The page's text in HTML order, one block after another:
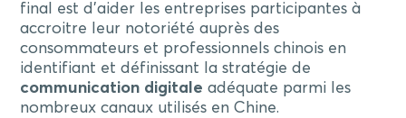
final est d’aider les entreprises participantes à
accroitre leur notoriété auprès des
consommateurs et professionnels chinois en
identifiant et définissant la stratégie de
communication digitale adéquate parmi les
nombreux canaux utilisés en Chine.